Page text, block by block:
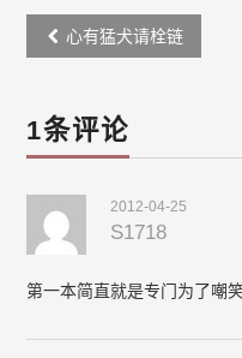
Post
navigation
心有猛犬请栓链
1条评论
2012-04-25
S1718
第一本简直就是专门为了嘲